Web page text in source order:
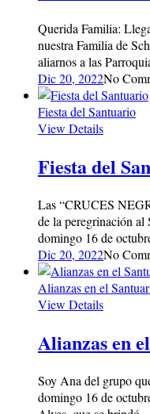
Querida Familia:
nuestra Familia de
aliarnos a las
Dic 20, 2022No
Fiesta del Santuario
View Details
Fiesta del
Las “CRUCES
de la peregrinación al
domingo 16 de
Dic 20, 2022No
Alianzas en el
View Details
Alianzas en
Soy Ana del grupo
domingo 16 de